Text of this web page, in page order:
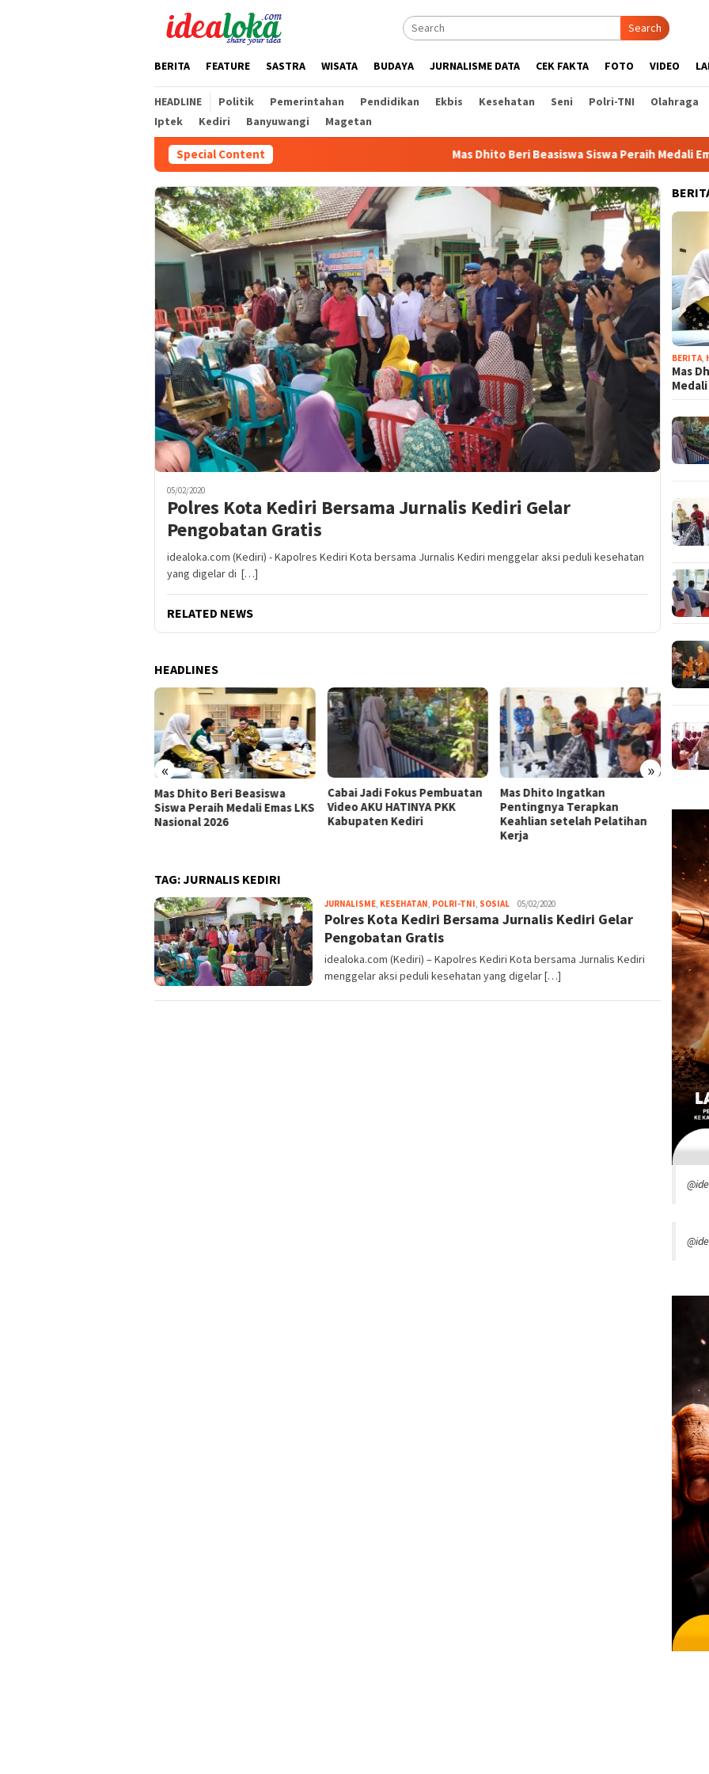
Search
BERITA FEATURE SASTRA WISATA BUDAYA JURNALISME DATA CEK FAKTA FOTO VIDEO
HEADLINE Politik Pemerintahan Pendidikan Ekbis Kesehatan Seni Polri-TNI
Olahraga
Iptek
Kediri Banyuwangi Magetan
Special Content Mas Dhito Beri Beasiswa Siswa Peraih Medali Emas LKS
05/02/2020
Polres Kota Kediri Bersama Jurnalis Kediri Gelar
Pengobatan Gratis
idealoka.com (Kediri) - Kapolres Kediri Kota bersama Jurnalis Kediri menggelar aksi peduli kesehatan
yang digelar di […]
RELATED NEWS
HEADLINES
« »
Cabai Jadi Fokus Pembuatan
Video AKU HATINYA PKK
Kabupaten Kediri
Mas Dhito Ingatkan
Pentingnya Terapkan
Keahlian setelah Pelatihan
Prioritaskan Hak Anak, Mas
Dhito Fasilitasi Sidang
Penetapan Wali
Yatra
lewat
TAG:JURNALIS KEDIRI
JURNALISME KESEHATAN POLRI-TNI SOSIAL admin
05/02/2020
Polres Kota Kediri Bersama Jurnalis Kediri Gelar
Pengobatan Gratis
idealoka.com (Kediri) – Kapolres Kediri Kota bersama Jurnalis Kediri
menggelar aksi peduli kesehatan yang digelar […]
BERITA
Mas
Medali